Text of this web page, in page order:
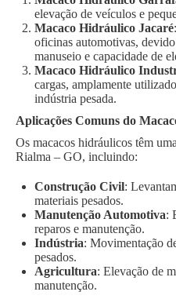
elevação de veículos e
Macaco Hidráulico Jacaré
oficinas automotivas,
manuseio e capacidade de
Macaco Hidráulico
cargas, amplamente
indústria pesada.
Aplicações Comuns do
Os macacos hidráulicos têm
Rialma – GO, incluindo:
Construção Civil:
materiais pesados.
Manutenção Automotiva:
reparos e manutenção.
Indústria: Movimentação
pesados.
Agricultura: Elevação de
manutenção.